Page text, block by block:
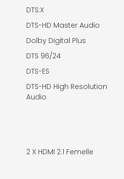
DTS:X
DTS-HD Master Audio
Dolby Digital Plus
DTS 96/24
DTS-ES
DTS-HD High Resolution
Audio
2 X HDMI 2.1 Femelle